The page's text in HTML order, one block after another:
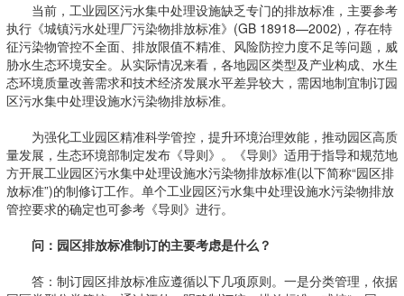
当前，工业园区污水集中处理设施缺乏专门的排放标准，主要参考
执行《城镇污水处理厂污染物排放标准》(GB 18918—2002)，存在特
征污染物管控不全面、排放限值不精准、风险防控力度不足等问题，威
胁水生态环境安全。从实际情况来看，各地园区类型及产业构成、水生
态环境质量改善需求和技术经济发展水平差异较大，需因地制宜制订园
区污水集中处理设施水污染物排放标准。
为强化工业园区精准科学管控，提升环境治理效能，推动园区高质
量发展，生态环境部制定发布《导则》。《导则》适用于指导和规范地
方开展工业园区污水集中处理设施水污染物排放标准(以下简称“园区排
放标准”)的制修订工作。单个工业园区污水集中处理设施水污染物排放
管控要求的确定也可参考《导则》进行。
问：园区排放标准制订的主要考虑是什么？
答：制订园区排放标准应遵循以下几项原则。一是分类管理，依据